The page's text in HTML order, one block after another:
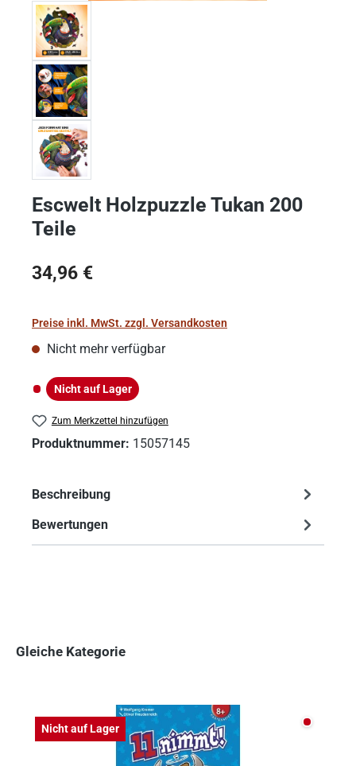
Escwelt Holzpuzzle Tukan 200
Teile
Regulärer Preis:
34,96 €
Preise inkl. MwSt. zzgl. Versandkosten
Nicht mehr verfügbar
Nicht auf Lager
Nicht auf Lager
Zum Merkzettel hinzufügen
Produktnummer: 15057145
Beschreibung
Bewertungen
Gleiche Kategorie
Nicht auf Lager Nicht